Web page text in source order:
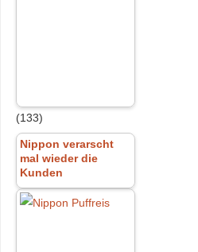
(133)
Nippon verarscht
mal wieder die
Kunden